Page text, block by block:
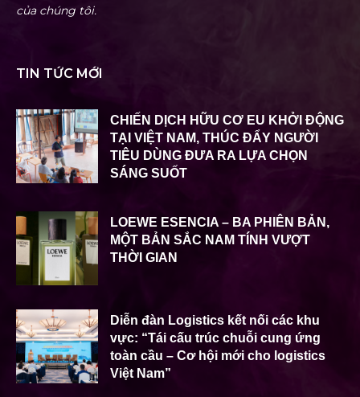
của chúng tôi.
TIN TỨC MỚI
CHIẾN DỊCH HỮU CƠ EU KHỞI ĐỘNG
TẠI VIỆT NAM, THÚC ĐẨY NGƯỜI
TIÊU DÙNG ĐƯA RA LỰA CHỌN
SÁNG SUỐT
LOEWE ESENCIA – BA PHIÊN BẢN,
MỘT BẢN SẮC NAM TÍNH VƯỢT
THỜI GIAN
Diễn đàn Logistics kết nối các khu
vực: “Tái cấu trúc chuỗi cung ứng
toàn cầu – Cơ hội mới cho logistics
Việt Nam”